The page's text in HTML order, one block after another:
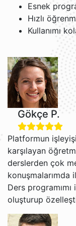
Esnek
Hızlı
Kullanımı
Gökçe P.
Platformun
karşılayan
derslerden çok
Ders
oluşturup